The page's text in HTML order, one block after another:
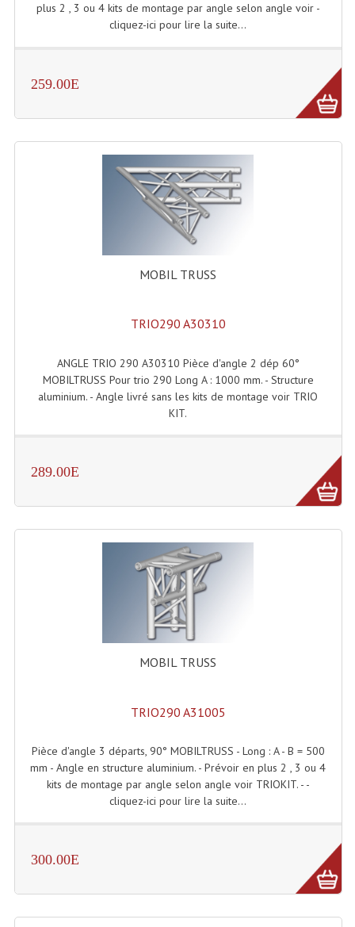
Angles Trio Steel Acier
Cercle Struct Triangulaire290
Crochets Et Accessoires
Embases Pour Structure
Grill Auto-Porté
Monotubes Et Angles 50mm
Ponts - Portiques
Praticable Et Accessoires
Structures Carrées
Structures, Angles Sd150
Tour De Travail Et Échafaudage
Flight-Case (s) Et Accessoires
Flight Case Plasma Et Écran LCD
Flight Malettes Consoles T. Mixages
Flight-Case CDs Et Disques Vinyls
Malle Flight Multi-Usage
plus 2 , 3 ou 4 kits de montage par angle selon angle voir -
cliquez-ici pour lire la suite...
259.00E
MOBIL TRUSS
TRIO290 A30310
ANGLE TRIO 290 A30310 Pièce d'angle 2 dép 60°
MOBILTRUSS Pour trio 290 Long A : 1000 mm. - Structure
aluminium. - Angle livré sans les kits de montage voir TRIO
KIT.
289.00E
MOBIL TRUSS
TRIO290 A31005
Pièce d'angle 3 départs, 90° MOBILTRUSS - Long : A - B = 500
mm - Angle en structure aluminium. - Prévoir en plus 2 , 3 ou 4
kits de montage par angle selon angle voir TRIOKIT. - -
cliquez-ici pour lire la suite...
300.00E